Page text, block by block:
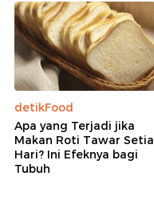
detikFood
Apa yang Terjadi jika
Makan Roti Tawar
Hari? Ini Efeknya bagi
Tubuh